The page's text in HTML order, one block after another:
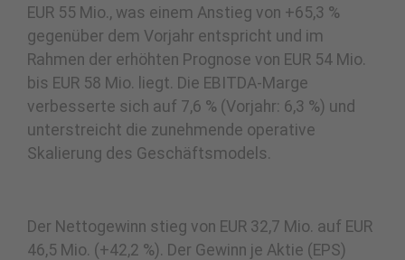
EUR 55 Mio., was einem Anstieg von +65,3 %
gegenüber dem Vorjahr entspricht und im
Rahmen der erhöhten Prognose von EUR 54 Mio.
bis EUR 58 Mio. liegt. Die EBITDA-Marge
verbesserte sich auf 7,6 % (Vorjahr: 6,3 %) und
unterstreicht die zunehmende operative
Skalierung des Geschäftsmodels.
Der Nettogewinn stieg von EUR 32,7 Mio. auf EUR
46,5 Mio. (+42,2 %). Der Gewinn je Aktie (EPS)